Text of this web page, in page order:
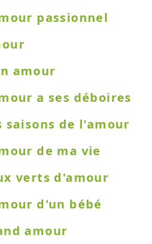
passionnel
amour
a ses déboires
saisons de l'amour
de ma vie
verts d'amour
d'un bébé
amour